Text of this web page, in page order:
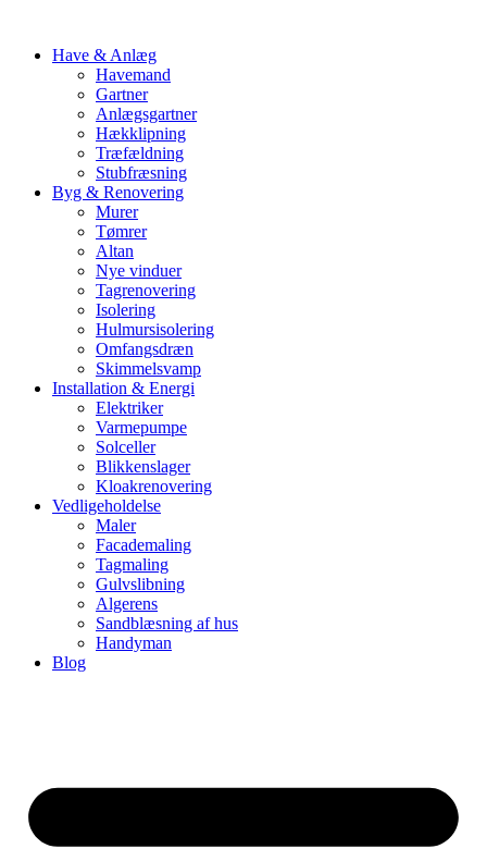
Have & Anlæg
Havemand
Gartner
Anlægsgartner
Hækklipning
Træfældning
Stubfræsning
Byg & Renovering
Murer
Tømrer
Altan
Nye vinduer
Tagrenovering
Isolering
Hulmursisolering
Omfangsdræn
Skimmelsvamp
Installation & Energi
Elektriker
Varmepumpe
Solceller
Blikkenslager
Kloakrenovering
Vedligeholdelse
Maler
Facademaling
Tagmaling
Gulvslibning
Algerens
Sandblæsning af hus
Handyman
Blog